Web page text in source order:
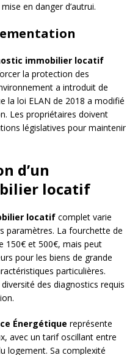
en danger d’autrui.
immobilier locatif
la protection des
a introduit de
la loi ELAN de 2018 a modifié
Les propriétaires doivent
législatives pour maintenir
d’un
locatif
locatif complet varie
paramètres. La fourchette de
150€ et 500€, mais peut
pour les biens de grande
particulières.
des diagnostics requis
Énergétique représente
avec un tarif oscillant entre
logement. Sa complexité